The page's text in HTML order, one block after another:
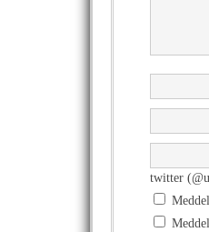
twitter